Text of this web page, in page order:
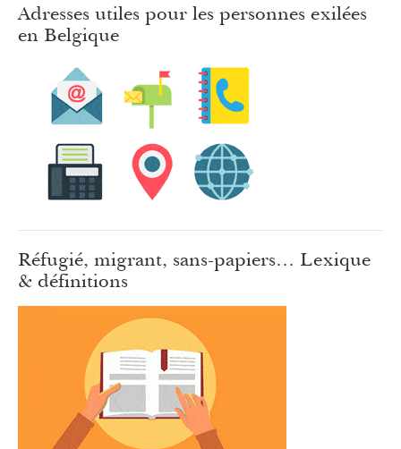
Adresses utiles pour les personnes exilées
en Belgique
Réfugié, migrant, sans-papiers… Lexique
& définitions